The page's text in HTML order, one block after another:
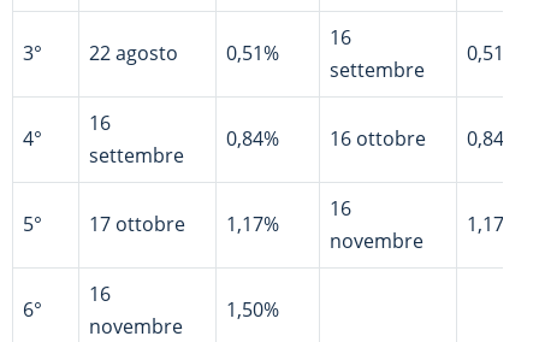
3° 22 agosto 0,51%
16
settembre
0,51%
4°
16
settembre
0,84% 16 ottobre 0,84%
5° 17 ottobre 1,17%
16
novembre
1,17%
6°
16
novembre
1,50%